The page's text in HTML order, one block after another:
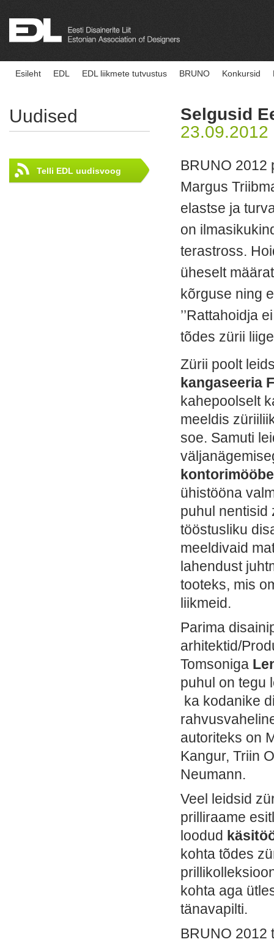
Esileht EDL EDL liikmete tutvustus BRUNO Konkursid
Uudised
Telli EDL uudisvoog
Selgusid
23.09.2012
BRUNO 2012
Margus
elastse ja
on
terastross.
üheselt
kõrguse ning
’’Rattahoidja
tõdes zürii
Zürii poolt
kangaseeria
kahepoolselt
meeldis
soe. Samuti
ühistööna
puhul nentisid
tööstusliku
meeldivaid
lahendust
tooteks, mis
liikmeid.
Parima
arhitektid/
Tomsoniga
puhul on tegu
ka kodanike
autoriteks on
Kangur, Triin
Neumann.
Veel leidsid
prilliraame
loodud
kohta tõdes
kohta aga
tänavapilti.
BRUNO 2012